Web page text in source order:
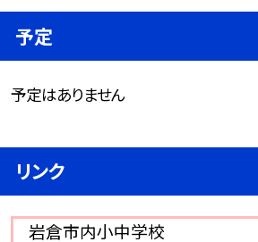
予定
予定はありません
リンク
岩倉市内小中学校